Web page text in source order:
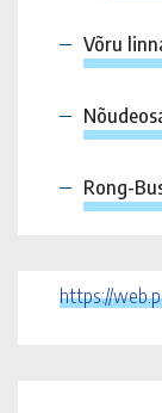
Võru
Rong-
https://